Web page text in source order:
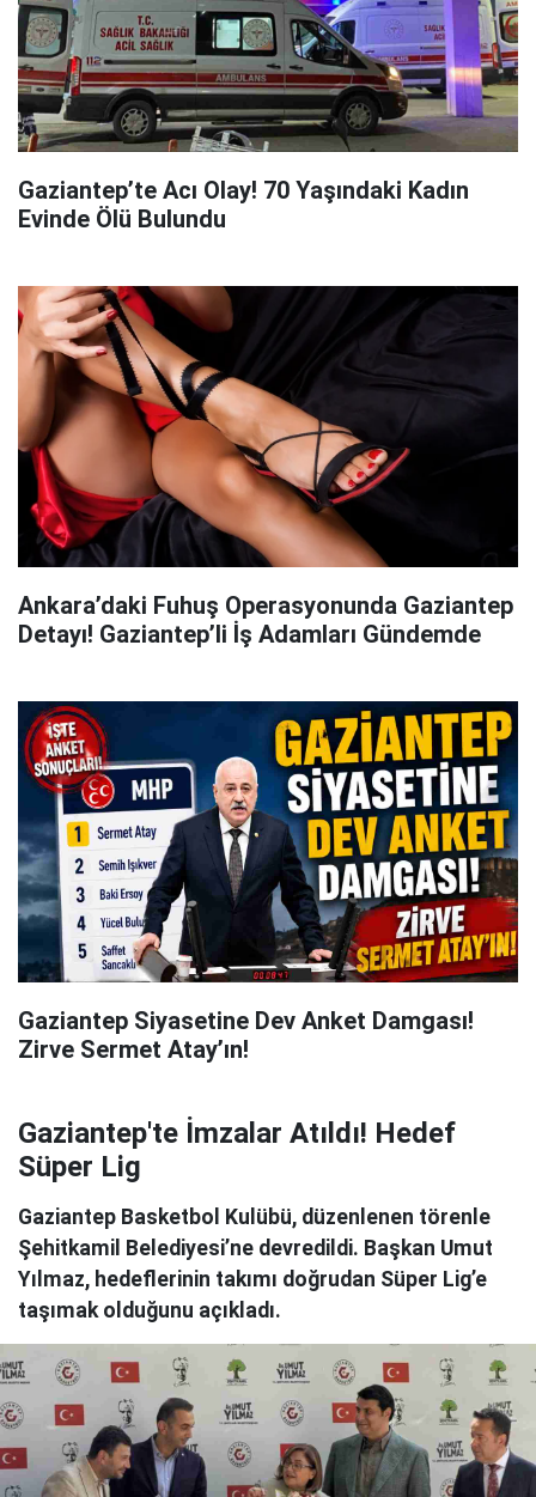
Gaziantep’te Acı Olay! 70 Yaşındaki Kadın
Evinde Ölü Bulundu
Ankara’daki Fuhuş Operasyonunda Gaziantep
Detayı! Gaziantep’li İş Adamları Gündemde
Gaziantep Siyasetine Dev Anket Damgası!
Zirve Sermet Atay’ın!
Gaziantep'te İmzalar Atıldı! Hedef
Süper Lig
Gaziantep Basketbol Kulübü, düzenlenen törenle
Şehitkamil Belediyesi’ne devredildi. Başkan Umut
Yılmaz, hedeflerinin takımı doğrudan Süper Lig’e
taşımak olduğunu açıkladı.